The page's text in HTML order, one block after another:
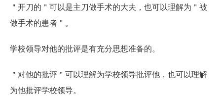
＂开刀的＂可以是主刀做手术的大夫，也可以理解为＂被
做手术的患者＂。
学校领导对他的批评是有充分思想准备的。
＂对他的批评＂可以理解为学校领导批评他，也可以理解
为他批评学校领导。